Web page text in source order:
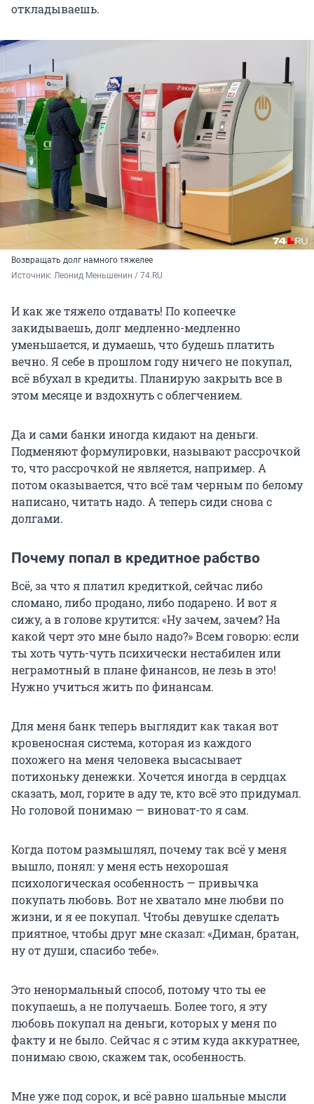
откладываешь.
Возвращать долг намного тяжелее
Источник: Леонид Меньшенин / 74.RU
И как же тяжело отдавать! По копеечке
закидываешь, долг медленно-медленно
уменьшается, и думаешь, что будешь платить
вечно. Я себе в прошлом году ничего не покупал,
всё вбухал в кредиты. Планирую закрыть все в
этом месяце и вздохнуть с облегчением.
Да и сами банки иногда кидают на деньги.
Подменяют формулировки, называют рассрочкой
то, что рассрочкой не является, например. А
потом оказывается, что всё там черным по белому
написано, читать надо. А теперь сиди снова с
долгами.
Почему попал в кредитное рабство
Всё, за что я платил кредиткой, сейчас либо
сломано, либо продано, либо подарено. И вот я
сижу, а в голове крутится: «Ну зачем, зачем? На
какой черт это мне было надо?» Всем говорю: если
ты хоть чуть-чуть психически нестабилен или
неграмотный в плане финансов, не лезь в это!
Нужно учиться жить по финансам.
Для меня банк теперь выглядит как такая вот
кровеносная система, которая из каждого
похожего на меня человека высасывает
потихоньку денежки. Хочется иногда в сердцах
сказать, мол, горите в аду те, кто всё это придумал.
Но головой понимаю — виноват-то я сам.
Когда потом размышлял, почему так всё у меня
вышло, понял: у меня есть нехорошая
психологическая особенность — привычка
покупать любовь. Вот не хватало мне любви по
жизни, и я ее покупал. Чтобы девушке сделать
приятное, чтобы друг мне сказал: «Диман, братан,
ну от души, спасибо тебе».
Это ненормальный способ, потому что ты ее
покупаешь, а не получаешь. Более того, я эту
любовь покупал на деньги, которых у меня по
факту и не было. Сейчас я с этим куда аккуратнее,
понимаю свою, скажем так, особенность.
Мне уже под сорок, и всё равно шальные мысли